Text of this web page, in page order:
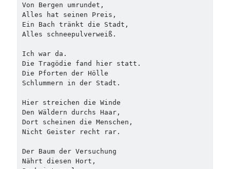
Von Bergen umrundet,
Alles hat seinen Preis,
Ein Bach tränkt die Stadt,
Alles schneepulverweiß.
Ich war da.
Die Tragödie fand hier statt.
Die Pforten der Hölle
Schlummern in der Stadt.
Hier streichen die Winde
Den Wäldern durchs Haar,
Dort scheinen die Menschen,
Nicht Geister recht rar.
Der Baum der Versuchung
Nährt diesen Hort,